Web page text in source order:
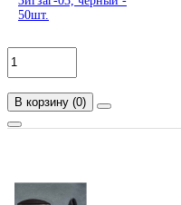
50шт.
В корзину (0)